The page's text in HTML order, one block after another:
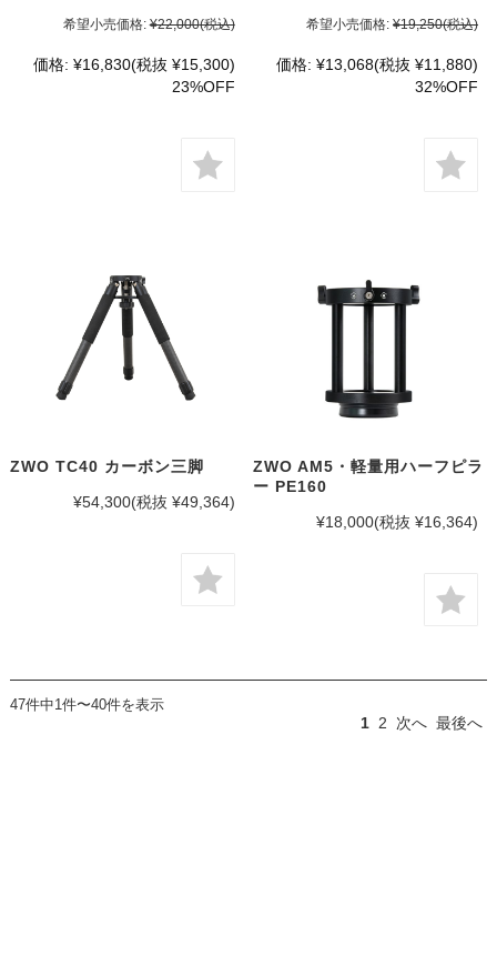
希望小売価格: ¥22,000(税込)
価格: ¥16,830(税抜 ¥15,300)
23%OFF
希望小売価格: ¥19,250(税込)
価格: ¥13,068(税抜 ¥11,880)
32%OFF
ZWO TC40 カーボン三脚
¥54,300(税抜 ¥49,364)
ZWO AM5・軽量用ハーフピラ
ー PE160
¥18,000(税抜 ¥16,364)
47件中1件〜40件を表示
1 2 次へ 最後へ